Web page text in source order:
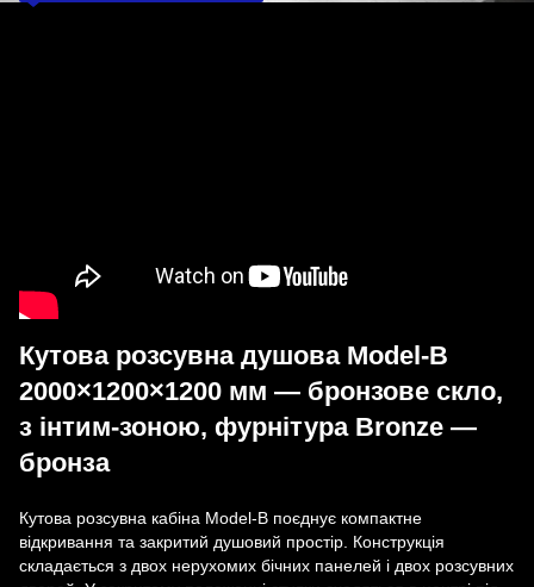
Кутова розсувна душова Model-B
2000×1200×1200 мм — бронзове скло,
з інтим-зоною, фурнітура Bronze —
бронза
Кутова розсувна кабіна Model-B поєднує компактне
відкривання та закритий душовий простір. Конструкція
складається з двох нерухомих бічних панелей і двох розсувних